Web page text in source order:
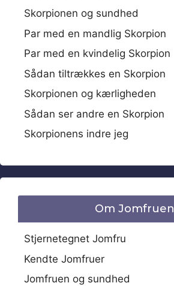
Skorpionen og sundhed
Par med en mandlig Skorpion
Par med en kvindelig Skorpion
Sådan tiltrækkes en Skorpion
Skorpionen og kærligheden
Sådan ser andre en Skorpion
Skorpionens indre jeg
Om Jomfruen
Stjernetegnet Jomfru
Kendte Jomfruer
Jomfruen og sundhed